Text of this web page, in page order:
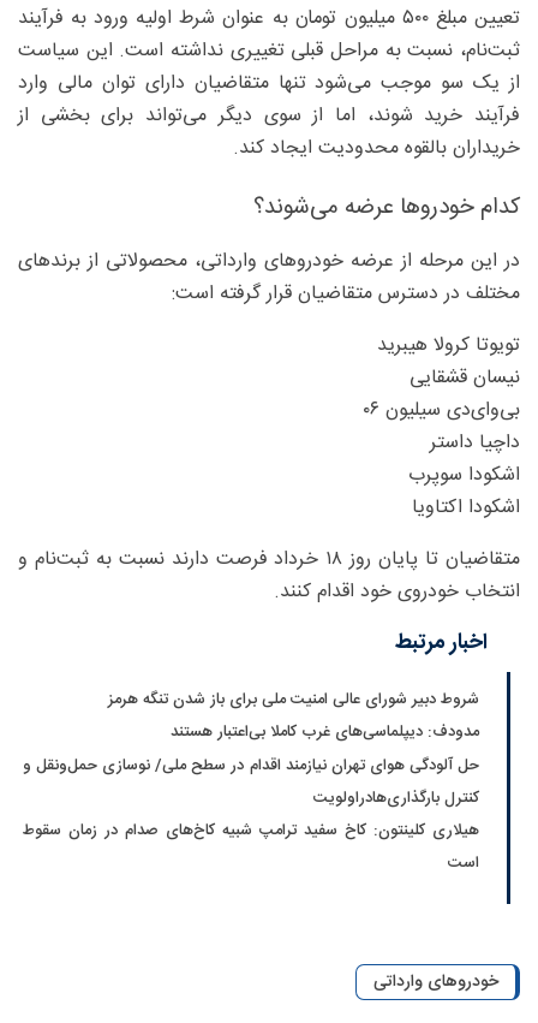
تعیین مبلغ ۵۰۰ میلیون تومان به عنوان شرط اولیه ورود به فرآیند
ثبت‌نام، نسبت به مراحل قبلی تغییری نداشته است. این سیاست
از یک سو موجب می‌شود تنها متقاضیان دارای توان مالی وارد
فرآیند خرید شوند، اما از سوی دیگر می‌تواند برای بخشی از
خریداران بالقوه محدودیت ایجاد کند.
کدام خودروها عرضه می‌شوند؟
در این مرحله از عرضه خودروهای وارداتی، محصولاتی از برندهای
مختلف در دسترس متقاضیان قرار گرفته است:
تویوتا کرولا هیبرید
نیسان قشقایی
بی‌وای‌دی سیلیون ۰۶
داچیا داستر
اشکودا سوپرب
اشکودا اکتاویا
متقاضیان تا پایان روز ۱۸ خرداد فرصت دارند نسبت به ثبت‌نام و
انتخاب خودروی خود اقدام کنند.
اخبار مرتبط
شروط دبیر شورای عالی امنیت ملی برای باز شدن تنگه هرمز
مدودف: دیپلماسی‌های غرب کاملا بی‌اعتبار هستند
حل آلودگی هوای تهران نیازمند اقدام در سطح ملی/ نوسازی حمل‌ونقل و
کنترل بارگذاری‌هادراولویت
هیلاری کلینتون: کاخ سفید ترامپ شبیه کاخ‌های صدام در زمان سقوط
است
خودروهای وارداتی